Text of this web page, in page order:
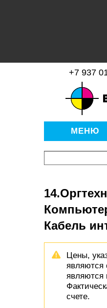
материалы
+7 937
МЕНЮ
Кабель
Цены,
являются
являются
счете.